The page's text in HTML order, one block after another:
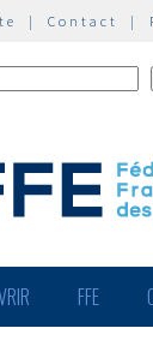
| Contact |
FFE